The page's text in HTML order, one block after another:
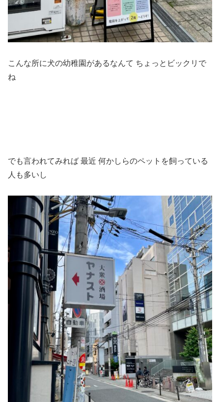
こんな所に犬の幼稚園があるなんて ちょっとビックリで
ね
でも言われてみれば 最近 何かしらのペットを飼っている
人も多いし